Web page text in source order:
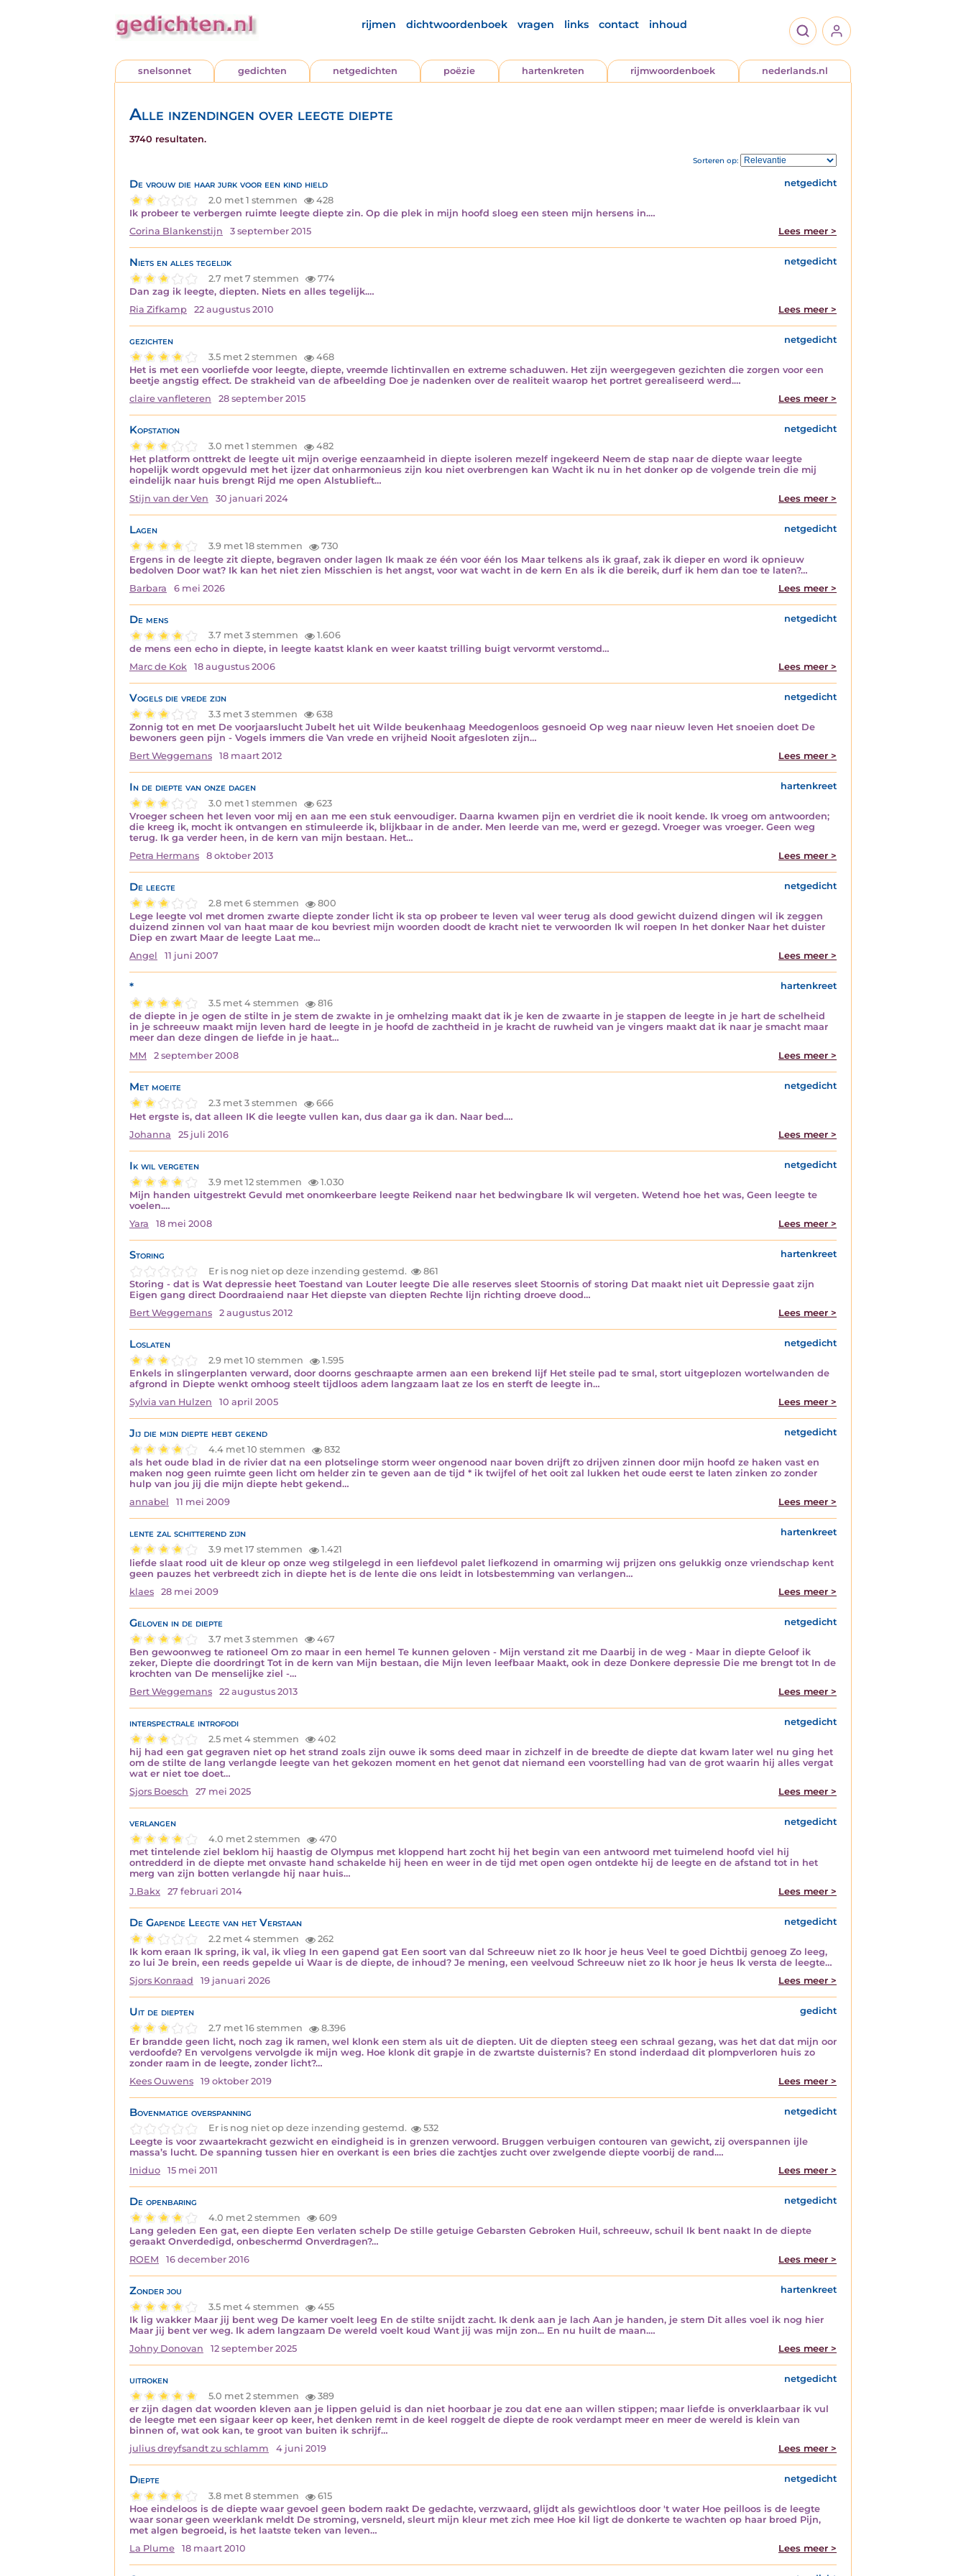
rijmen dichtwoordenboek vragen links contact inhoud
snelsonnet gedichten netgedichten poëzie hartenkreten rijmwoordenboek nederlands.nl
Alle inzendingen over leegte diepte
3740 resultaten.
Sorteren op:
De vrouw die haar jurk voor een kind hield
netgedicht
2.0 met 1 stemmen
428
Ik probeer te verbergen ruimte leegte diepte zin. Op die plek in mijn hoofd sloeg een steen mijn hersens in.…
Corina Blankenstijn
3 september 2015 Lees meer >
Niets en alles tegelijk
netgedicht
2.7 met 7 stemmen
774
Dan zag ik leegte, diepten. Niets en alles tegelijk.…
Ria Zifkamp
22 augustus 2010 Lees meer >
gezichten
netgedicht
3.5 met 2 stemmen
468
Het is met een voorliefde voor leegte, diepte, vreemde lichtinvallen en extreme schaduwen. Het zijn weergegeven gezichten die zorgen voor een
beetje angstig effect. De strakheid van de afbeelding Doe je nadenken over de realiteit waarop het portret gerealiseerd werd.…
claire vanfleteren
28 september 2015 Lees meer >
Kopstation
netgedicht
3.0 met 1 stemmen
482
Het platform onttrekt de leegte uit mijn overige eenzaamheid in diepte isoleren mezelf ingekeerd Neem de stap naar de diepte waar leegte
hopelijk wordt opgevuld met het ijzer dat onharmonieus zijn kou niet overbrengen kan Wacht ik nu in het donker op de volgende trein die mij
eindelijk naar huis brengt Rijd me open Alstublieft…
Stijn van der Ven
30 januari 2024 Lees meer >
Lagen
netgedicht
3.9 met 18 stemmen
730
Ergens in de leegte zit diepte, begraven onder lagen Ik maak ze één voor één los Maar telkens als ik graaf, zak ik dieper en word ik opnieuw
bedolven Door wat? Ik kan het niet zien Misschien is het angst, voor wat wacht in de kern En als ik die bereik, durf ik hem dan toe te laten?…
Barbara
6 mei 2026 Lees meer >
De mens
netgedicht
3.7 met 3 stemmen
1.606
de mens een echo in diepte, in leegte kaatst klank en weer kaatst trilling buigt vervormt verstomd…
Marc de Kok
18 augustus 2006 Lees meer >
Vogels die vrede zijn
netgedicht
3.3 met 3 stemmen
638
Zonnig tot en met De voorjaarslucht Jubelt het uit Wilde beukenhaag Meedogenloos gesnoeid Op weg naar nieuw leven Het snoeien doet De
bewoners geen pijn - Vogels immers die Van vrede en vrijheid Nooit afgesloten zijn…
Bert Weggemans
18 maart 2012 Lees meer >
In de diepte van onze dagen
hartenkreet
3.0 met 1 stemmen
623
Vroeger scheen het leven voor mij en aan me een stuk eenvoudiger. Daarna kwamen pijn en verdriet die ik nooit kende. Ik vroeg om antwoorden;
die kreeg ik, mocht ik ontvangen en stimuleerde ik, blijkbaar in de ander. Men leerde van me, werd er gezegd. Vroeger was vroeger. Geen weg
terug. Ik ga verder heen, in de kern van mijn bestaan. Het…
Petra Hermans
8 oktober 2013 Lees meer >
De leegte
netgedicht
2.8 met 6 stemmen
800
Lege leegte vol met dromen zwarte diepte zonder licht ik sta op probeer te leven val weer terug als dood gewicht duizend dingen wil ik zeggen
duizend zinnen vol van haat maar de kou bevriest mijn woorden doodt de kracht niet te verwoorden Ik wil roepen In het donker Naar het duister
Diep en zwart Maar de leegte Laat me…
Angel
11 juni 2007 Lees meer >
*
hartenkreet
3.5 met 4 stemmen
816
de diepte in je ogen de stilte in je stem de zwakte in je omhelzing maakt dat ik je ken de zwaarte in je stappen de leegte in je hart de schelheid
in je schreeuw maakt mijn leven hard de leegte in je hoofd de zachtheid in je kracht de ruwheid van je vingers maakt dat ik naar je smacht maar
meer dan deze dingen de liefde in je haat…
MM
2 september 2008 Lees meer >
Met moeite
netgedicht
2.3 met 3 stemmen
666
Het ergste is, dat alleen IK die leegte vullen kan, dus daar ga ik dan. Naar bed.…
Johanna
25 juli 2016 Lees meer >
Ik wil vergeten
netgedicht
3.9 met 12 stemmen
1.030
Mijn handen uitgestrekt Gevuld met onomkeerbare leegte Reikend naar het bedwingbare Ik wil vergeten. Wetend hoe het was, Geen leegte te
voelen.…
Yara
18 mei 2008 Lees meer >
Storing
hartenkreet
Er is nog niet op deze inzending gestemd.
861
Storing - dat is Wat depressie heet Toestand van Louter leegte Die alle reserves sleet Stoornis of storing Dat maakt niet uit Depressie gaat zijn
Eigen gang direct Doordraaiend naar Het diepste van diepten Rechte lijn richting droeve dood…
Bert Weggemans
2 augustus 2012 Lees meer >
Loslaten
netgedicht
2.9 met 10 stemmen
1.595
Enkels in slingerplanten verward, door doorns geschraapte armen aan een brekend lijf Het steile pad te smal, stort uitgeplozen wortelwanden de
afgrond in Diepte wenkt omhoog steelt tijdloos adem langzaam laat ze los en sterft de leegte in…
Sylvia van Hulzen
10 april 2005 Lees meer >
Jij die mijn diepte hebt gekend
netgedicht
4.4 met 10 stemmen
832
als het oude blad in de rivier dat na een plotselinge storm weer ongenood naar boven drijft zo drijven zinnen door mijn hoofd ze haken vast en
maken nog geen ruimte geen licht om helder zin te geven aan de tijd * ik twijfel of het ooit zal lukken het oude eerst te laten zinken zo zonder
hulp van jou jij die mijn diepte hebt gekend…
annabel
11 mei 2009 Lees meer >
lente zal schitterend zijn
hartenkreet
3.9 met 17 stemmen
1.421
liefde slaat rood uit de kleur op onze weg stilgelegd in een liefdevol palet liefkozend in omarming wij prijzen ons gelukkig onze vriendschap kent
geen pauzes het verbreedt zich in diepte het is de lente die ons leidt in lotsbestemming van verlangen…
klaes
28 mei 2009 Lees meer >
Geloven in de diepte
netgedicht
3.7 met 3 stemmen
467
Ben gewoonweg te rationeel Om zo maar in een hemel Te kunnen geloven - Mijn verstand zit me Daarbij in de weg - Maar in diepte Geloof ik
zeker, Diepte die doordringt Tot in de kern van Mijn bestaan, die Mijn leven leefbaar Maakt, ook in deze Donkere depressie Die me brengt tot In de
krochten van De menselijke ziel -…
Bert Weggemans
22 augustus 2013 Lees meer >
interspectrale introfodi
netgedicht
2.5 met 4 stemmen
402
hij had een gat gegraven niet op het strand zoals zijn ouwe ik soms deed maar in zichzelf in de breedte de diepte dat kwam later wel nu ging het
om de stilte de lang verlangde leegte van het gekozen moment en het genot dat niemand een voorstelling had van de grot waarin hij alles vergat
wat er niet toe doet…
Sjors Boesch
27 mei 2025 Lees meer >
verlangen
netgedicht
4.0 met 2 stemmen
470
met tintelende ziel beklom hij haastig de Olympus met kloppend hart zocht hij het begin van een antwoord met tuimelend hoofd viel hij
ontredderd in de diepte met onvaste hand schakelde hij heen en weer in de tijd met open ogen ontdekte hij de leegte en de afstand tot in het
merg van zijn botten verlangde hij naar huis…
J.Bakx
27 februari 2014 Lees meer >
De Gapende Leegte van het Verstaan
netgedicht
2.2 met 4 stemmen
262
Ik kom eraan Ik spring, ik val, ik vlieg In een gapend gat Een soort van dal Schreeuw niet zo Ik hoor je heus Veel te goed Dichtbij genoeg Zo leeg,
zo lui Je brein, een reeds gepelde ui Waar is de diepte, de inhoud? Je mening, een veelvoud Schreeuw niet zo Ik hoor je heus Ik versta de leegte…
Sjors Konraad
19 januari 2026 Lees meer >
Uit de diepten
gedicht
2.7 met 16 stemmen
8.396
Er brandde geen licht, noch zag ik ramen, wel klonk een stem als uit de diepten. Uit de diepten steeg een schraal gezang, was het dat dat mijn oor
verdoofde? En vervolgens vervolgde ik mijn weg. Hoe klonk dit grapje in de zwartste duisternis? En stond inderdaad dit plompverloren huis zo
zonder raam in de leegte, zonder licht?…
Kees Ouwens
19 oktober 2019 Lees meer >
Bovenmatige overspanning
netgedicht
Er is nog niet op deze inzending gestemd.
532
Leegte is voor zwaartekracht gezwicht en eindigheid is in grenzen verwoord. Bruggen verbuigen contouren van gewicht, zij overspannen ijle
massa’s lucht. De spanning tussen hier en overkant is een bries die zachtjes zucht over zwelgende diepte voorbij de rand.…
Iniduo
15 mei 2011 Lees meer >
De openbaring
netgedicht
4.0 met 2 stemmen
609
Lang geleden Een gat, een diepte Een verlaten schelp De stille getuige Gebarsten Gebroken Huil, schreeuw, schuil Ik bent naakt In de diepte
geraakt Onverdedigd, onbeschermd Onverdragen?…
ROEM
16 december 2016 Lees meer >
Zonder jou
hartenkreet
3.5 met 4 stemmen
455
Ik lig wakker Maar jij bent weg De kamer voelt leeg En de stilte snijdt zacht. Ik denk aan je lach Aan je handen, je stem Dit alles voel ik nog hier
Maar jij bent ver weg. Ik adem langzaam De wereld voelt koud Want jij was mijn zon... En nu huilt de maan.…
Johny Donovan
12 september 2025 Lees meer >
uitroken
netgedicht
5.0 met 2 stemmen
389
er zijn dagen dat woorden kleven aan je lippen geluid is dan niet hoorbaar je zou dat ene aan willen stippen; maar liefde is onverklaarbaar ik vul
de leegte met een sigaar keer op keer, het denken remt in de keel roggelt de diepte de rook verdampt meer en meer de wereld is klein van
binnen of, wat ook kan, te groot van buiten ik schrijf…
julius dreyfsandt zu schlamm
4 juni 2019 Lees meer >
Diepte
netgedicht
3.8 met 8 stemmen
615
Hoe eindeloos is de diepte waar gevoel geen bodem raakt De gedachte, verzwaard, glijdt als gewichtloos door 't water Hoe peilloos is de leegte
waar sonar geen weerklank meldt De stroming, versneld, sleurt mijn kleur met zich mee Hoe kil ligt de donkerte te wachten op haar broed Pijn,
met algen begroeid, is het laatste teken van leven…
La Plume
18 maart 2010 Lees meer >